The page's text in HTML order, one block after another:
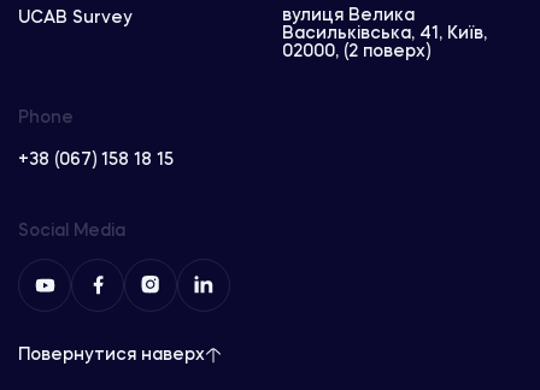
UCAB Survey
Phone
+38 (067) 158 18 15
вулиця Велика
Васильківська, 41, Київ,
02000, (2 поверх)
Social Media
Повернутися наверх